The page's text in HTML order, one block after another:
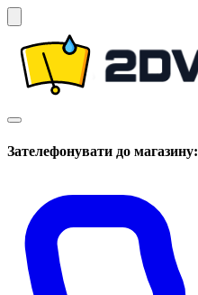
Зателефонувати до магазину: